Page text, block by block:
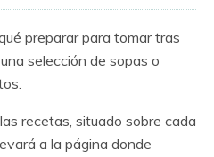
preparar para tomar tras
selección de sopas o
recetas, situado sobre cada
a la página donde